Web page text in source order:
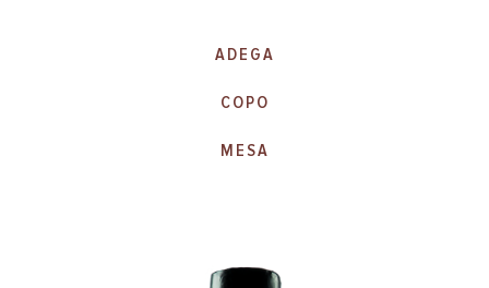
ADEGA
COPO
MESA